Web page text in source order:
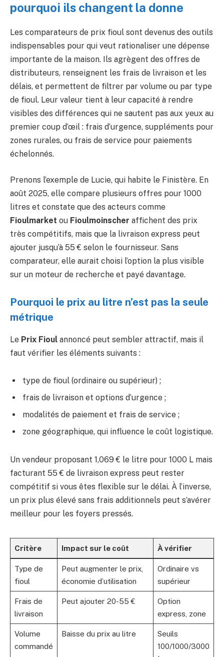
pourquoi ils changent la donne
Les comparateurs de prix fioul sont devenus des outils
indispensables pour qui veut rationaliser une dépense
importante de la maison. Ils agrègent des offres de
distributeurs, renseignent les frais de livraison et les
délais, et permettent de filtrer par volume ou par type
de fioul. Leur valeur tient à leur capacité à rendre
visibles des différences qui ne sautent pas aux yeux au
premier coup d’œil : frais d’urgence, suppléments pour
zones rurales, ou frais de service pour paiements
échelonnés.
Prenons l’exemple de Lucie, qui habite le Finistère. En
août 2025, elle compare plusieurs offres pour 1000
litres et constate que des acteurs comme
Fioulmarket ou Fioulmoinscher affichent des prix
très compétitifs, mais que la livraison express peut
ajouter jusqu’à 55 € selon le fournisseur. Sans
comparateur, elle aurait choisi l’option la plus visible
sur un moteur de recherche et payé davantage.
Pourquoi le prix au litre n’est pas la seule
métrique
Le Prix Fioul annoncé peut sembler attractif, mais il
faut vérifier les éléments suivants :
type de fioul (ordinaire ou supérieur) ;
frais de livraison et options d’urgence ;
modalités de paiement et frais de service ;
zone géographique, qui influence le coût logistique.
Un vendeur proposant 1,069 € le litre pour 1000 L mais
facturant 55 € de livraison express peut rester
compétitif si vous êtes flexible sur le délai. À l’inverse,
un prix plus élevé sans frais additionnels peut s’avérer
meilleur pour les foyers pressés.
Critère Impact sur le coût À vérifier
Type de
fioul
Peut augmenter le prix,
économie d’utilisation
Ordinaire vs
supérieur
Frais de
livraison
Peut ajouter 20-55 €
Option
express, zone
Volume
commandé
Baisse du prix au litre
Seuils
100/1000/3000